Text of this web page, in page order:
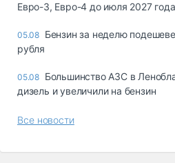
Евро-3, Евро-4 до июля 2027 года
05.08 Бензин за неделю
рубля
05.08 Большинство АЗС в
дизель и увеличили на бензин
Все новости